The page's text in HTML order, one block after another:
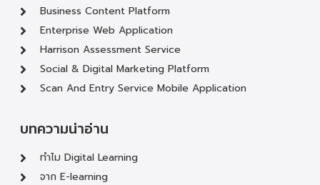
Business Content Platform
Enterprise Web Application
Harrison Assessment Service
Social & Digital Marketing Platform
Scan And Entry Service Mobile Application
บทความน่าอ่าน
ทำไม Digital Learning
จาก E-learning